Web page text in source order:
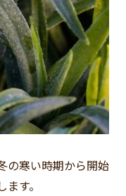
の寒い時期から開始
す。